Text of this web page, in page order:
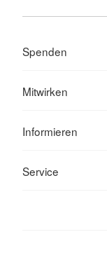
Spenden
Mitwirken
Informieren
Service